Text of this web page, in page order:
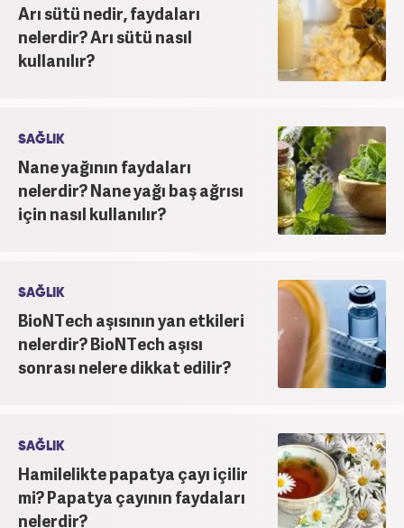
Arı sütü nedir, faydaları
nelerdir? Arı sütü nasıl
kullanılır?
SAĞLIK
Nane yağının faydaları
nelerdir? Nane yağı baş ağrısı
için nasıl kullanılır?
SAĞLIK
BioNTech aşısının yan etkileri
nelerdir? BioNTech aşısı
sonrası nelere dikkat edilir?
SAĞLIK
Hamilelikte papatya çayı içilir
mi? Papatya çayının faydaları
nelerdir?